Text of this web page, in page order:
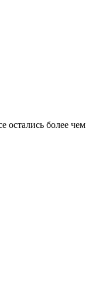
остались более чем